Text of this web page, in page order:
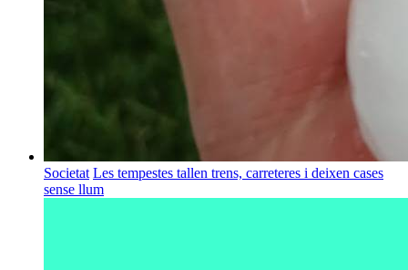
Societat Les tempestes tallen trens, carreteres i deixen cases
sense llum